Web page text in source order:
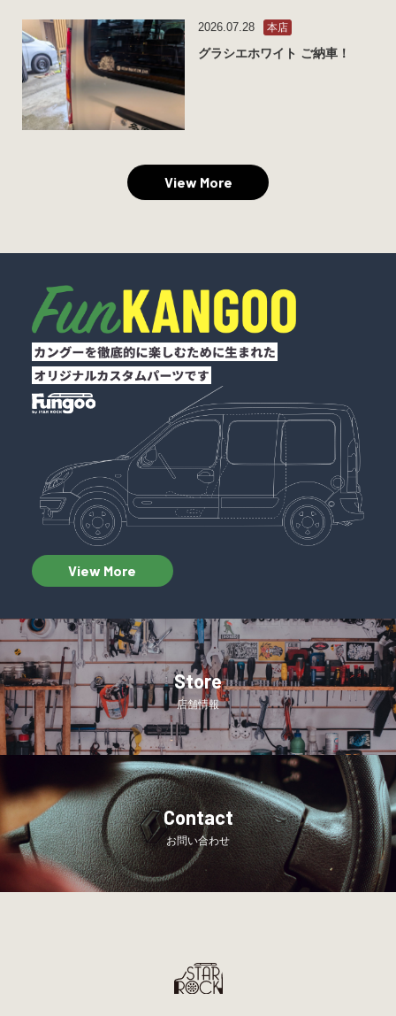
2026.07.28 本店
グラシエホワイト ご納車！
View More
View More
Store
店舗情報
Contact
お問い合わせ